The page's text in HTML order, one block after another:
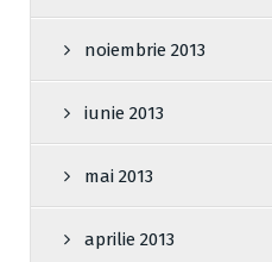
noiembrie 2013
iunie 2013
mai 2013
aprilie 2013